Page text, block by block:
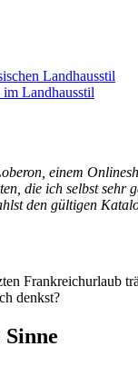
Landhausstil
Landhausstil
einem
die ich selbst
den gültigen
denkst?